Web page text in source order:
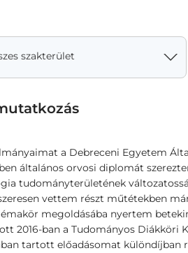
szakterület
a Debreceni Egyetem
ben általános orvosi diplomát
tudományterületének
vettem részt műtétekben
megoldásába nyertem
2016-ban a Tudományos Diákköri
tartott előadásomat különdíjban